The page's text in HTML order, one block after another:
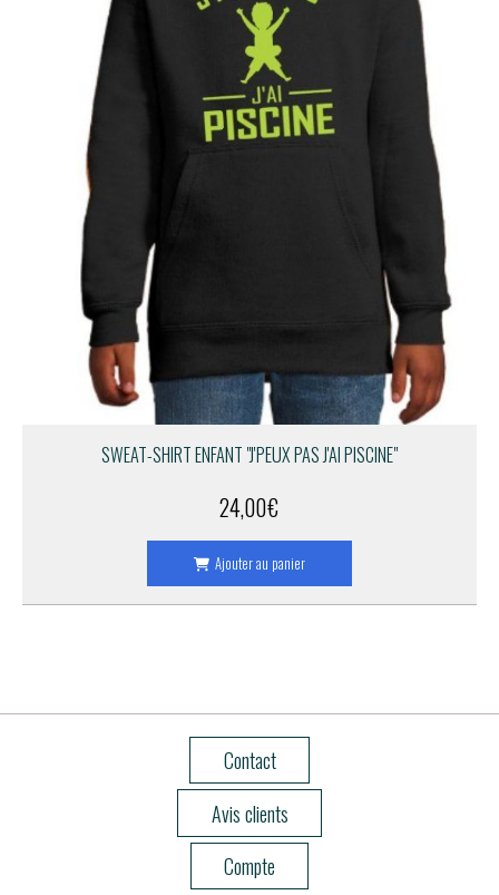
SWEAT-SHIRT ENFANT "J'PEUX PAS J'AI PISCINE"
24,00€
Ajouter au panier
Contact
Avis clients
Compte